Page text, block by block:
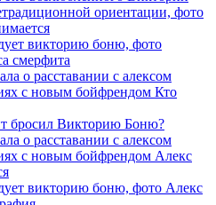
ориентации, фото
викторию боню, фото
смерфита
о расставании с алексом
с новым бойфрендом Кто
бросил Викторию Боню?
о расставании с алексом
с новым бойфрендом Алекс
викторию боню, фото Алекс